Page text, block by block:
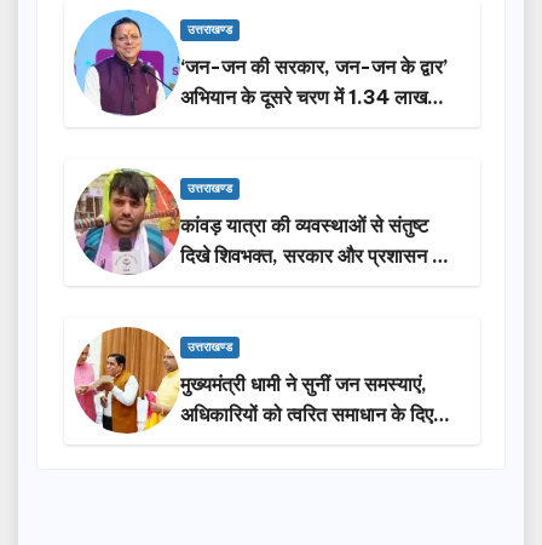
उत्तराखण्ड
‘जन-जन की सरकार, जन-जन के द्वार’
अभियान के दूसरे चरण में 1.34 लाख
लोगों की भागीदारी…
उत्तराखण्ड
कांवड़ यात्रा की व्यवस्थाओं से संतुष्ट
दिखे शिवभक्त, सरकार और प्रशासन की
सराहना…
उत्तराखण्ड
मुख्यमंत्री धामी ने सुनीं जन समस्याएं,
अधिकारियों को त्वरित समाधान के दिए
निर्देश